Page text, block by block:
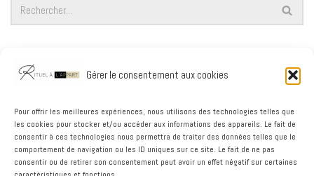
Gérer le consentement aux cookies
Pour offrir les meilleures expériences, nous utilisons des technologies telles que
les cookies pour stocker et/ou accéder aux informations des appareils. Le fait de
consentir à ces technologies nous permettra de traiter des données telles que le
comportement de navigation ou les ID uniques sur ce site. Le fait de ne pas
consentir ou de retirer son consentement peut avoir un effet négatif sur certaines
Articles récents
Web Design Trends for 2020
5 UX Principles for Creating a Great Website